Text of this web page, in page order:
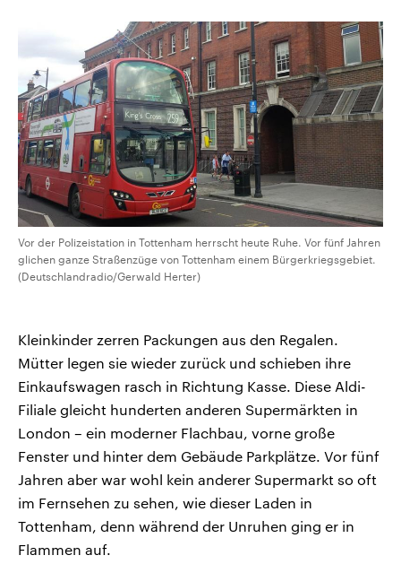
Vor der Polizeistation in Tottenham herrscht heute Ruhe. Vor fünf Jahren
glichen ganze Straßenzüge von Tottenham einem Bürgerkriegsgebiet.
(Deutschlandradio/Gerwald Herter)
Kleinkinder zerren Packungen aus den Regalen.
Mütter legen sie wieder zurück und schieben ihre
Einkaufswagen rasch in Richtung Kasse. Diese Aldi-
Filiale gleicht hunderten anderen Supermärkten in
London – ein moderner Flachbau, vorne große
Fenster und hinter dem Gebäude Parkplätze. Vor fünf
Jahren aber war wohl kein anderer Supermarkt so oft
im Fernsehen zu sehen, wie dieser Laden in
Tottenham, denn während der Unruhen ging er in
Flammen auf.